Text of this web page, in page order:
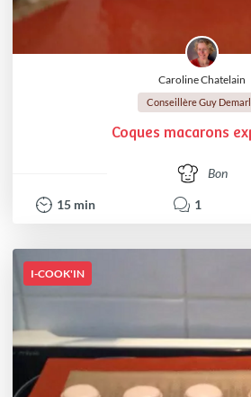
Caroline Chatelain
Conseillère Guy
Coques macarons
Bon
15 min 1
I-COOK'IN